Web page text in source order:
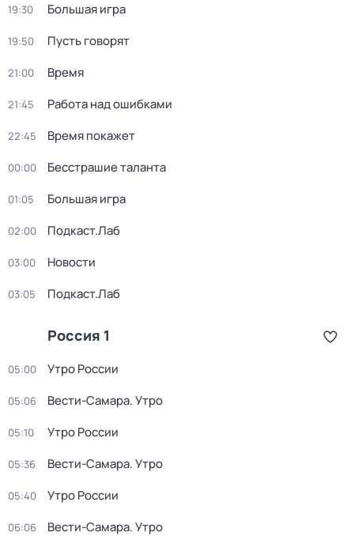
19:30 Большая игра
19:50 Пусть говорят
21:00 Время
21:45 Работа над ошибками
22:45 Время покажет
00:00 Бесстрашие таланта
01:05 Большая игра
02:00 Подкаст.Лаб
03:00 Новости
03:05 Подкаст.Лаб
Россия 1
05:00 Утро России
05:06 Вести-Самара. Утро
05:10 Утро России
05:36 Вести-Самара. Утро
05:40 Утро России
06:06 Вести-Самара. Утро